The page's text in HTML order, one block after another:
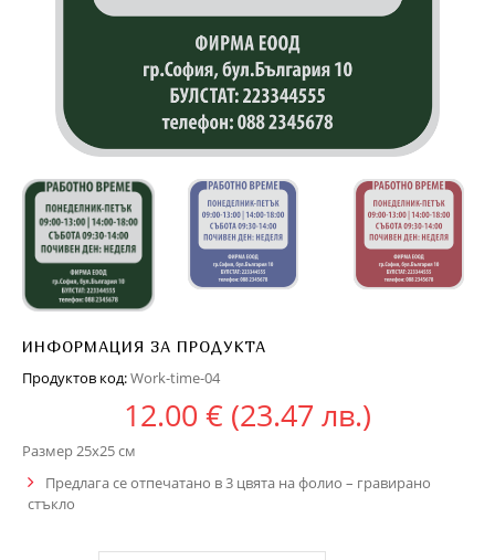
ИНФОРМАЦИЯ ЗА ПРОДУКТА
Продуктов код:Work-time-04
12.00 € (23.47 лв.)
Размер 25х25 см
Предлага се отпечатано в 3 цвята на фолио – гравирано
стъкло